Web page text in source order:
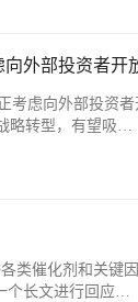
向外部投资者开
考虑向外部投资
略转型，有望吸…
类催化剂和关键
个长文进行回应…